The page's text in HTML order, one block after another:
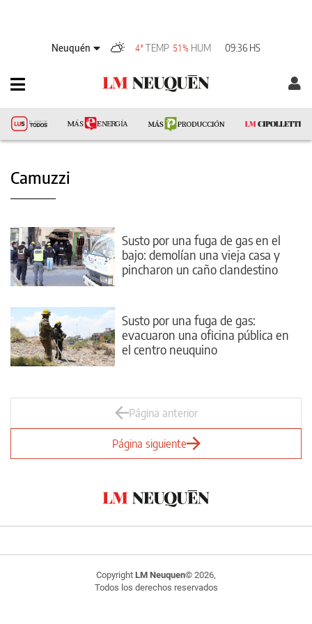
Neuquén 4°TEMP 51% HUM 09:36 HS
Camuzzi
Susto por una fuga de gas en el
bajo: demolían una vieja casa y
pincharon un caño clandestino
Susto por una fuga de gas:
evacuaron una oficina pública en
el centro neuquino
Página anterior
Página siguiente
Copyright LM Neuquen© 2026,
Todos los derechos reservados